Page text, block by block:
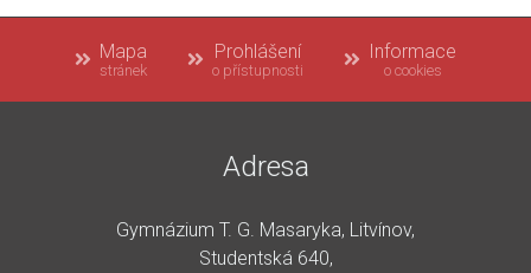
Mapa
stránek
Prohlášení
o přístupnosti
Informace
o cookies
Adresa
Gymnázium T. G. Masaryka, Litvínov,
Studentská 640,